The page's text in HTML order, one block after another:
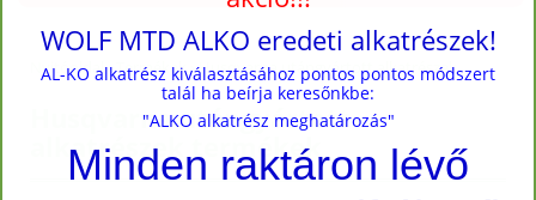
Nyitóoldal›Termékek› Husqvarna utángyártott alkatrészek
Husqvarna utángyártott
alkatrészek termékek
WOLF MTD ALKO eredeti alkatrészek!
AL-KO alkatrész kiválasztásához pontos pontos módszert
talál ha beírja keresőnkbe:
"ALKO alkatrész meghatározás"
Minden raktáron lévő